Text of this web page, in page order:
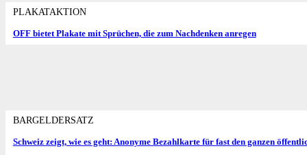
PLAKATAKTION
OFF bietet Plakate mit Sprüchen, die zum Nachdenken anregen
BARGELDERSATZ
Schweiz zeigt, wie es geht: Anonyme Bezahlkarte für fast den ganzen